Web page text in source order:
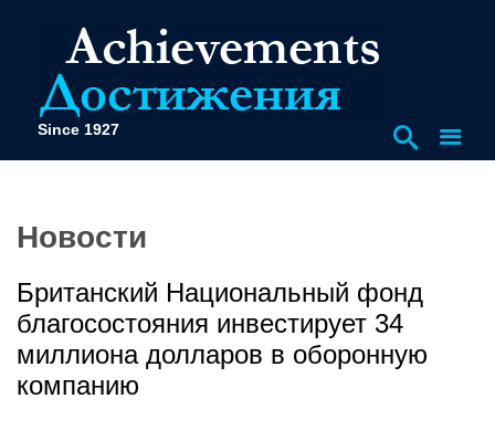
Since 1927
Новости
Британский Национальный фонд
благосостояния инвестирует 34
миллиона долларов в оборонную
компанию